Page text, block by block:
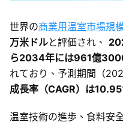
世界の商業用温室市場規
万米ドルと評価され、
ら2034年には961億
れており、予測期間（
成長率（CAGR）は
温室技術の進歩、食料安